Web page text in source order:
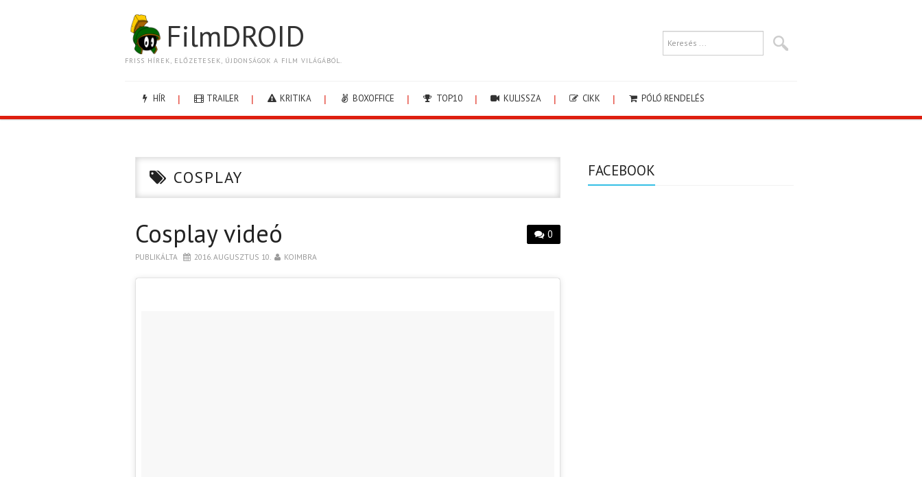
FilmDROID
FRISS HÍREK, ELŐZETESEK, ÚJDONSÁGOK A FILM VILÁGÁBÓL.
HÍR TRAILER KRITIKA BOXOFFICE TOP10 KULISSZA CIKK PÓLÓ RENDELÉS
COSPLAY
0
Cosplay videó
PUBLIKÁLTA 2016. AUGUSZTUS 10. KOIMBRA
FACEBOOK